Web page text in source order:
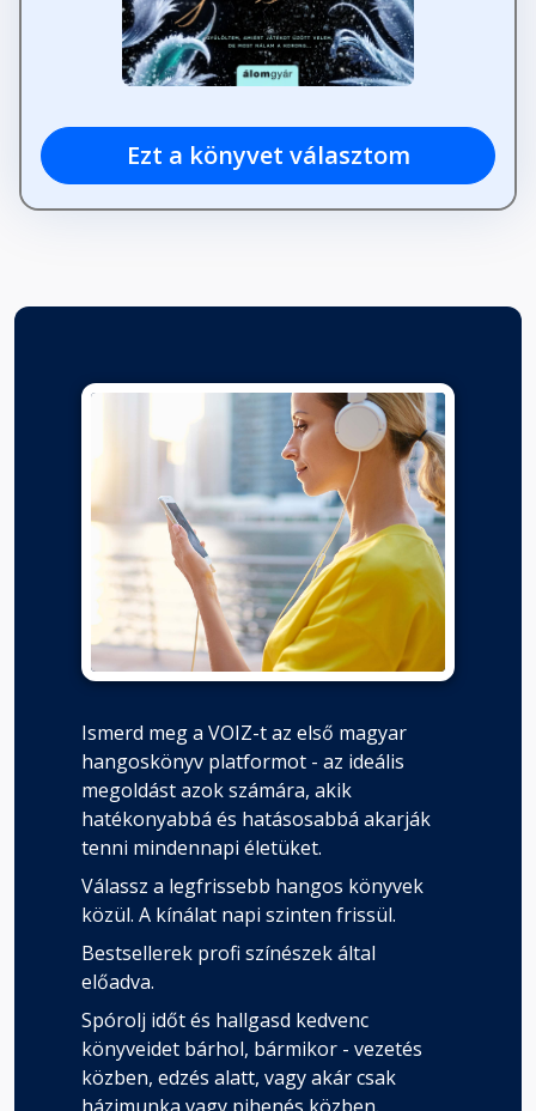
Ezt a könyvet választom
Ismerd meg a VOIZ-t az első magyar
hangoskönyv platformot - az ideális
megoldást azok számára, akik
hatékonyabbá és hatásosabbá akarják
tenni mindennapi életüket.
Válassz a legfrissebb hangos könyvek
közül. A kínálat napi szinten frissül.
Bestsellerek profi színészek által
előadva.
Spórolj időt és hallgasd kedvenc
könyveidet bárhol, bármikor - vezetés
közben, edzés alatt, vagy akár csak